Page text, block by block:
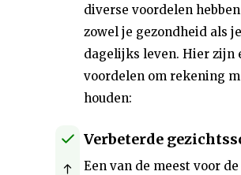
diverse voordelen
zowel je gezondheid als je
dagelijks leven. Hier zijn
voordelen om rekening
houden:
Verbeterde
Een van de meest voor